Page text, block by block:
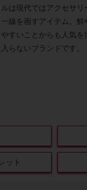
は現代ではアクセサ
線を画すアイテム。
すいことからも人気を
らないブランドです。
ット